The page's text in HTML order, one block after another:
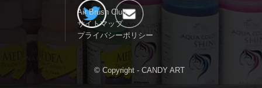
Air Brush Club
サイトマップ
プライバシーポリシー
© Copyright - CANDY ART